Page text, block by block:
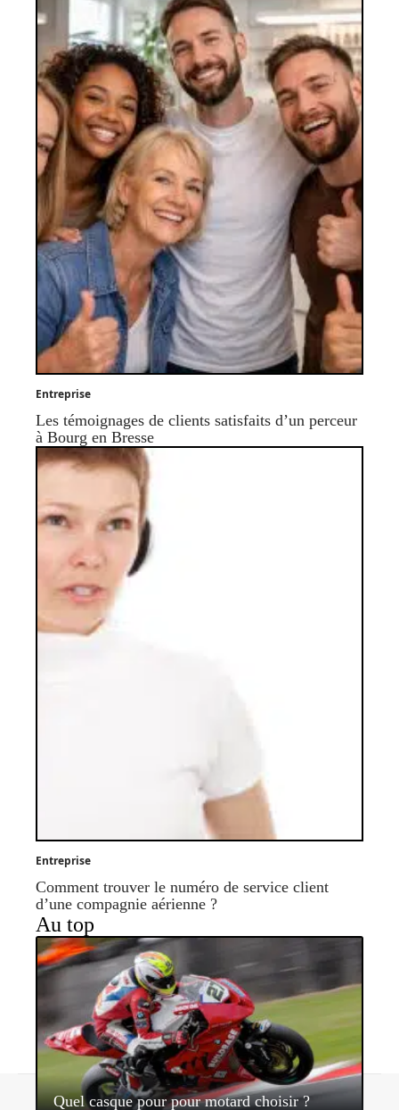
Entreprise
Les témoignages de clients satisfaits d’un perceur
à Bourg en Bresse
Entreprise
Comment trouver le numéro de service client
d’une compagnie aérienne ?
Au top
Quel casque pour pour motard choisir ?
Contact Mentions légales Sitemap